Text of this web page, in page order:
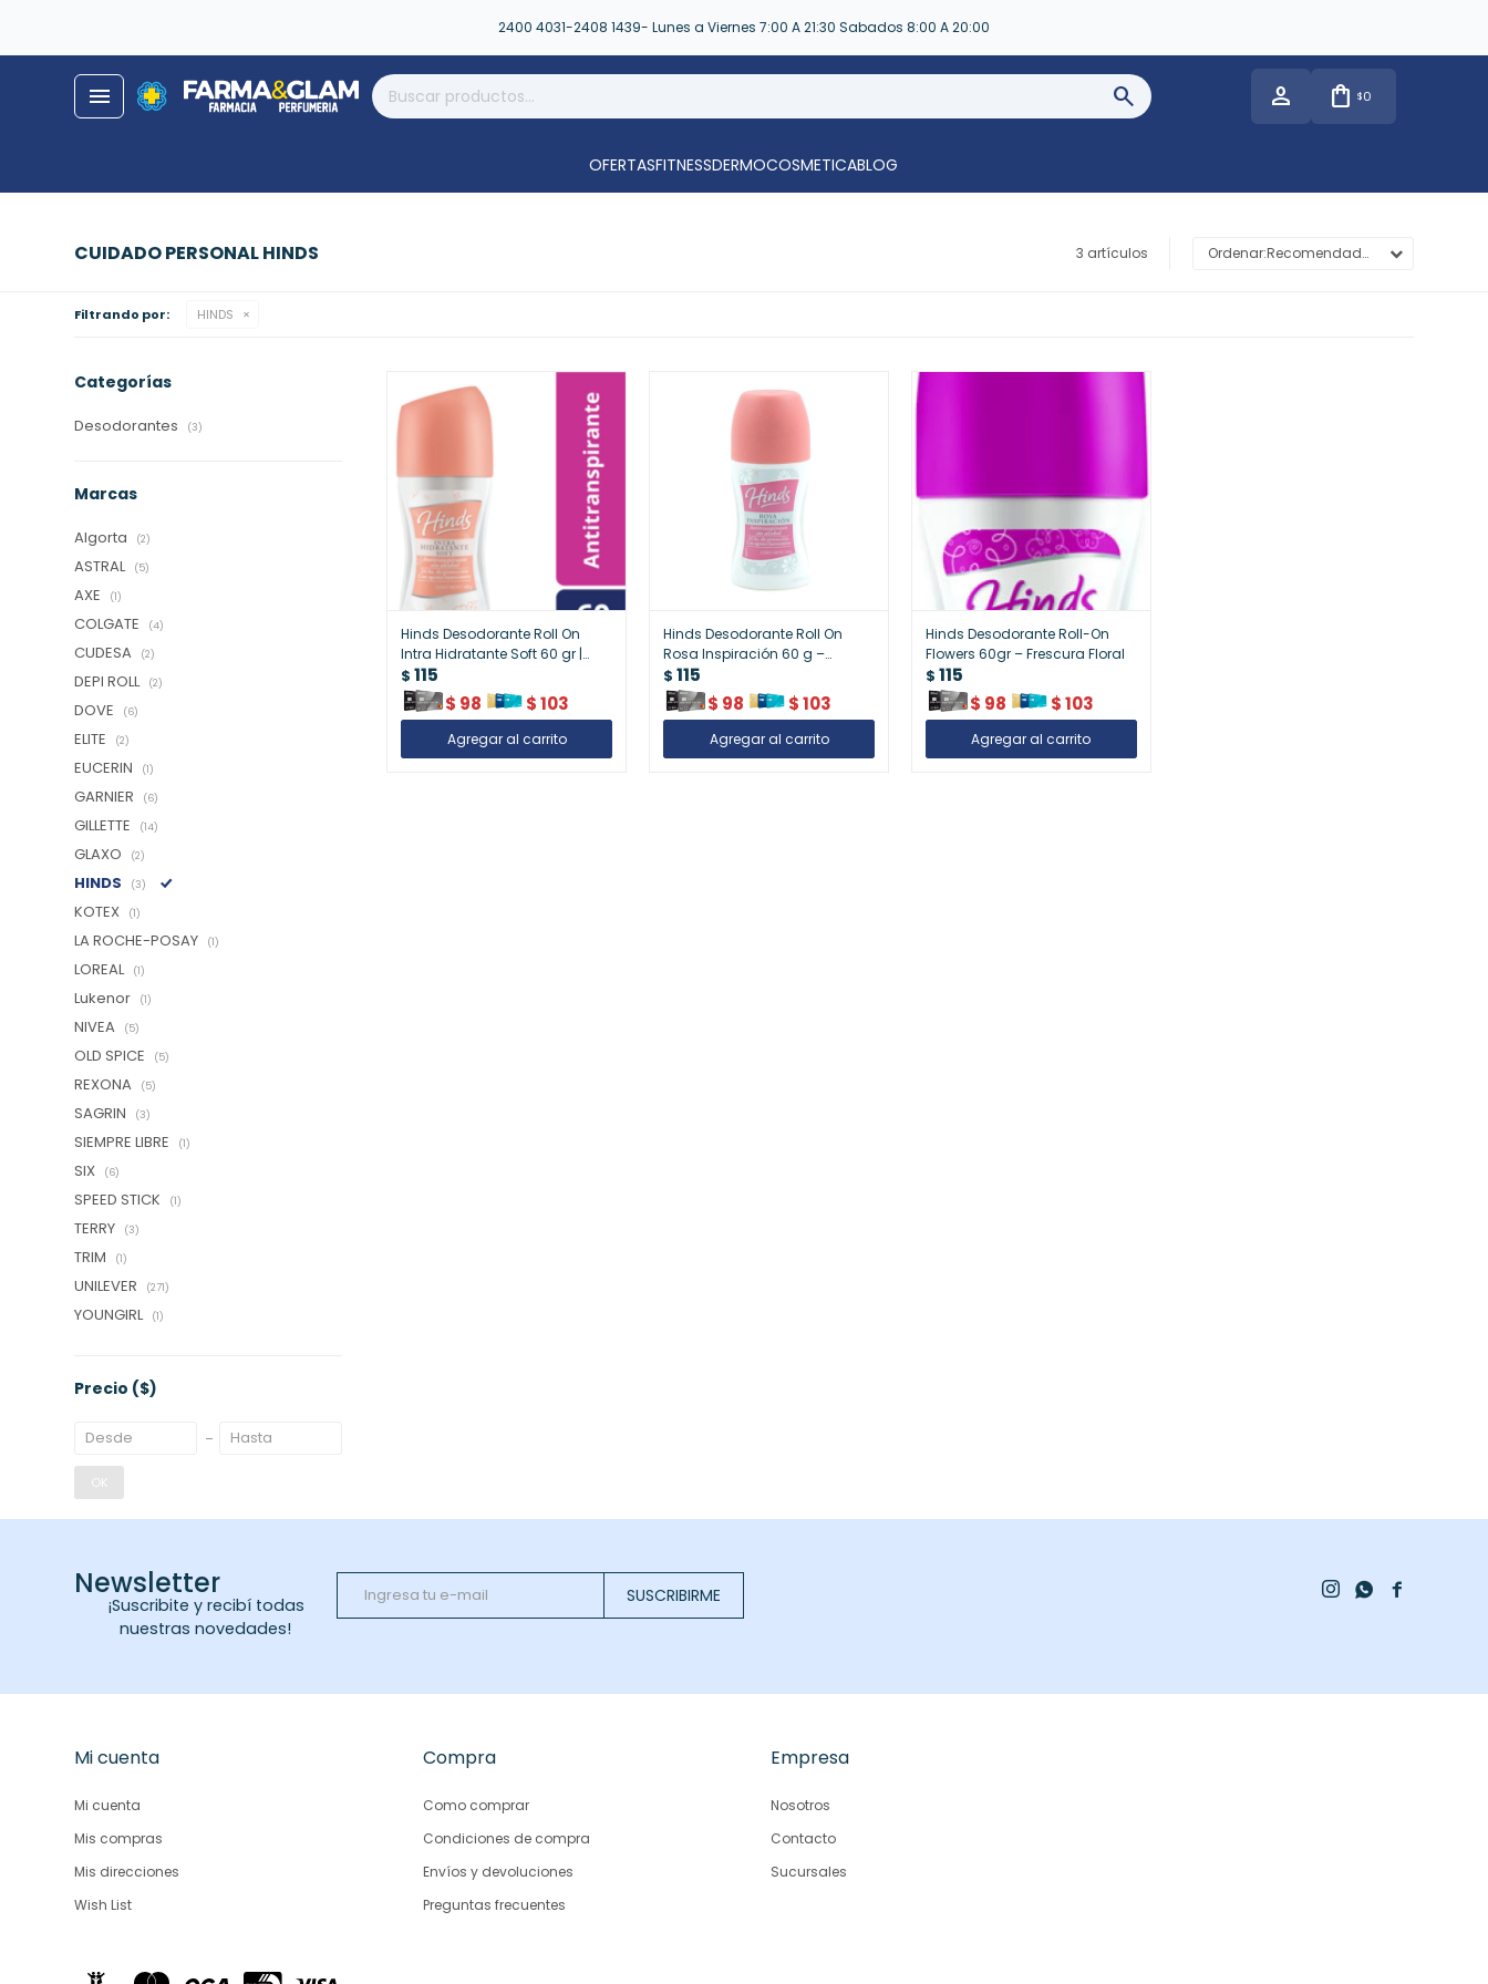
2400 4031-2408 1439- Lunes a Viernes 7:00 A 21:30 Sabados 8:00 A 20:00
menu $0
OFERTASFITNESSDERMOCOSMETICABLOG
CUIDADO PERSONAL HINDS 3 artículos Recomendados
Filtrando por: HINDS
Hinds Desodorante Roll On
Intra Hidratante Soft 60 gr |
Suavidad y Protección Todo el
Día
$ 115
$ 98 $103
Hinds Desodorante Roll On
Rosa Inspiración 60 g –
Protección y Frescura
Duradera
$ 115
$ 98 $103
Hinds Desodorante Roll-On
Flowers 60gr – Frescura Floral
$ 115
$ 98 $103
Categorías
Desodorantes (3)
Marcas
Algorta (2)
ASTRAL (5)
AXE (1)
COLGATE (4)
CUDESA (2)
DEPI ROLL (2)
DOVE (6)
ELITE (2)
EUCERIN (1)
GARNIER (6)
GILLETTE (14)
GLAXO (2)
HINDS (3)
KOTEX (1)
LA ROCHE-POSAY (1)
LOREAL (1)
Lukenor (1)
NIVEA (5)
OLD SPICE (5)
REXONA (5)
SAGRIN (3)
SIEMPRE LIBRE (1)
SIX (6)
SPEED STICK (1)
TERRY (3)
TRIM (1)
UNILEVER (271)
YOUNGIRL (1)
Precio ($)
OK
Newsletter
¡Suscribite y recibí todas
nuestras novedades!
SUSCRIBIRME 
 
Mi cuenta
Mi cuenta
Mis compras
Mis direcciones
Wish List
Compra
Como comprar
Condiciones de compra
Envíos y devoluciones
Preguntas frecuentes
Empresa
Nosotros
Contacto
Sucursales
close
store
local_shipping